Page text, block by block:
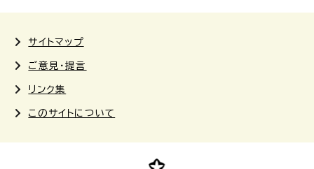
サイトマップ
ご意見・提言
リンク集
このサイトについて